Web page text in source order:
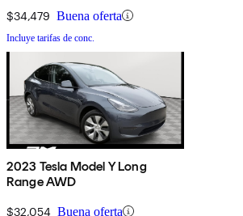
$34,479 Buena oferta
Incluye tarifas de conc.
2023 Tesla Model Y Long
Range AWD
$32,054 Buena oferta